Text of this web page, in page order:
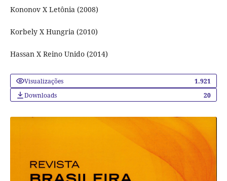
Kononov X Letônia (2008)
Korbely X Hungria (2010)
Hassan X Reino Unido (2014)
Visualizações
1.921
Downloads
20